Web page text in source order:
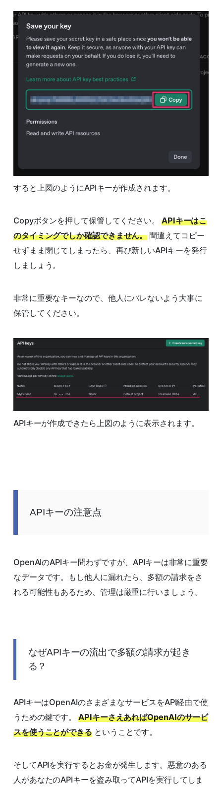
すると上図のようにAPIキーが作成されます。
Copyボタンを押して保管してください。 APIキーはこ
のタイミングでしか確認できません。 間違えてコピー
せずまま閉じてしまったら、再び新しいAPIキーを発行
しましょう。
非常に重要なキーなので、他人にバレないよう大事に
保管してください。
APIキーが作成できたら上図のように表示されます。
APIキーの注意点
OpenAIのAPIキー問わずですが、APIキーは非常に重要
なデータです。もし他人に漏れたら、多額の請求をさ
れる可能性もあるため、管理は厳重に行いましょう。
なぜAPIキーの流出で多額の請求が起き
る？
APIキーはOpenAIのさまざまなサービスをAPI経由で使
うための鍵です。APIキーさえあればOpenAIのサービ
スを使うことができるということです。
そしてAPIを実行するとお金が発生します。悪意のある
人があなたのAPIキーを盗み取ってAPIを実行してしま